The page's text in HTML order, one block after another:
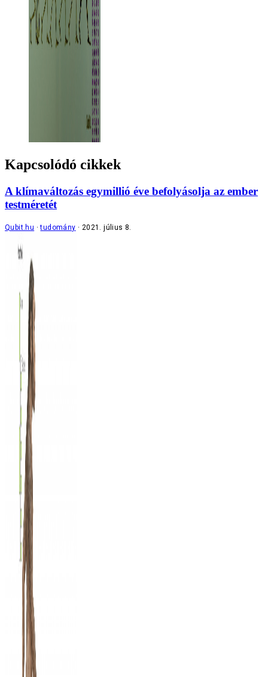
Kapcsolódó cikkek
A klímaváltozás egymillió éve befolyásolja az ember
testméretét
Qubit.hu tudomány 2021. július 8.